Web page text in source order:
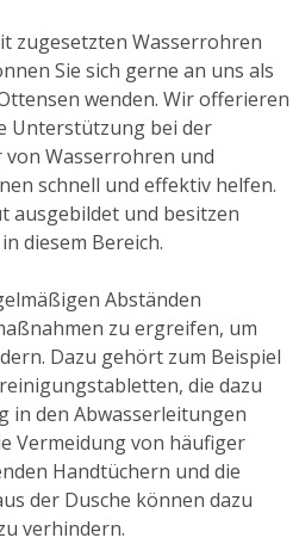
zugesetzten Wasserrohren
Sie sich gerne an uns als
wenden. Wir offerieren
Unterstützung bei der
Wasserrohren und
schnell und effektiv helfen.
ausgebildet und besitzen
diesem Bereich.
Abständen
zu ergreifen, um
Dazu gehört zum Beispiel
die dazu
in den Abwasserleitungen
Vermeidung von häufiger
Handtüchern und die
der Dusche können dazu
verhindern.